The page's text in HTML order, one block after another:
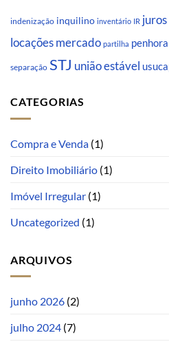
indenização inquilino inventário IR juros
locações mercado partilha penhora
separação STJ união estável
CATEGORIAS
Compra e Venda (1)
Direito Imobiliário (1)
Imóvel Irregular (1)
Uncategorized (1)
ARQUIVOS
junho 2026 (2)
julho 2024 (7)